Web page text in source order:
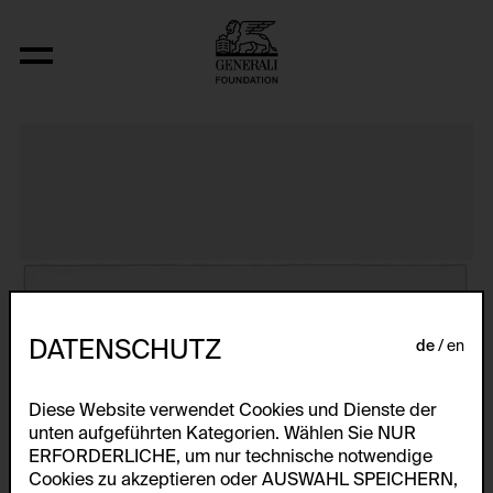
The Bowery in two inadequate
DATENSCHUTZ de en
Diese Website verwendet Cookies und Dienste der
unten aufgeführten Kategorien. Wählen Sie NUR
ERFORDERLICHE, um nur technische notwendige
Cookies zu akzeptieren oder AUSWAHL SPEICHERN,